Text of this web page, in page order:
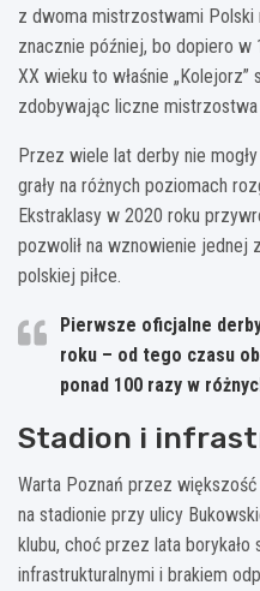
z dwoma mistrzostwami Polski
znacznie później, bo dopiero w
XX wieku to właśnie „Kolejorz”
zdobywając liczne mistrzostwa
Przez wiele lat derby nie
grały na różnych poziomach
Ekstraklasy w 2020 roku
pozwolił na wznowienie jednej
polskiej piłce.
Pierwsze oficjalne
roku – od tego czasu
ponad 100 razy w
Stadion i
Warta Poznań przez
na stadionie przy ulicy
klubu, choć przez lata borykało
infrastrukturalnymi i brakiem